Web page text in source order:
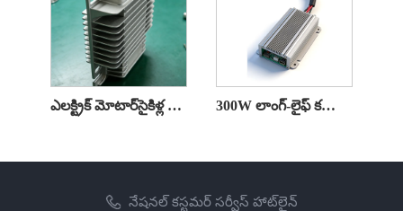
ఎలక్ట్రిక్ మోటార్‌సైకిళ్ల కోసం 500W హై-ఎఫిషియన్సీ DC/DC కన్వర్టర్ 300W లాంగ్-లైఫ్ కన్స్ట్రక్షన్ మెషినరీ DC/DC కన్వర్టర్
నేషనల్ కస్టమర్ సర్వీస్ హాట్‌లైన్